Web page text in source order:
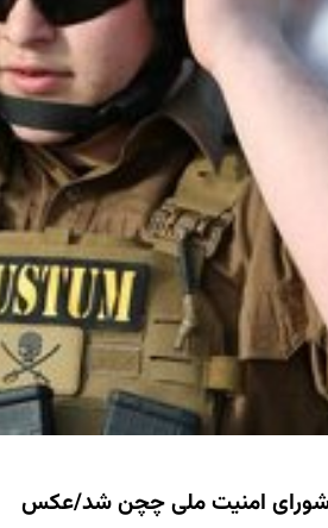
شورای امنیت ملی چچن شد/عکس